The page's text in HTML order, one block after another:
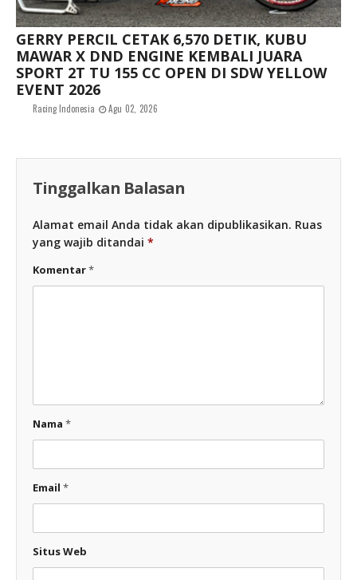
GERRY PERCIL CETAK 6,570 DETIK, KUBU
MAWAR X DND ENGINE KEMBALI JUARA
SPORT 2T TU 155 CC OPEN DI SDW YELLOW
EVENT 2026
Racing Indonesia Agu 02, 2026
Tinggalkan Balasan
Alamat email Anda tidak akan dipublikasikan. Ruas
yang wajib ditandai *
Komentar*
Nama *
Email *
Situs Web